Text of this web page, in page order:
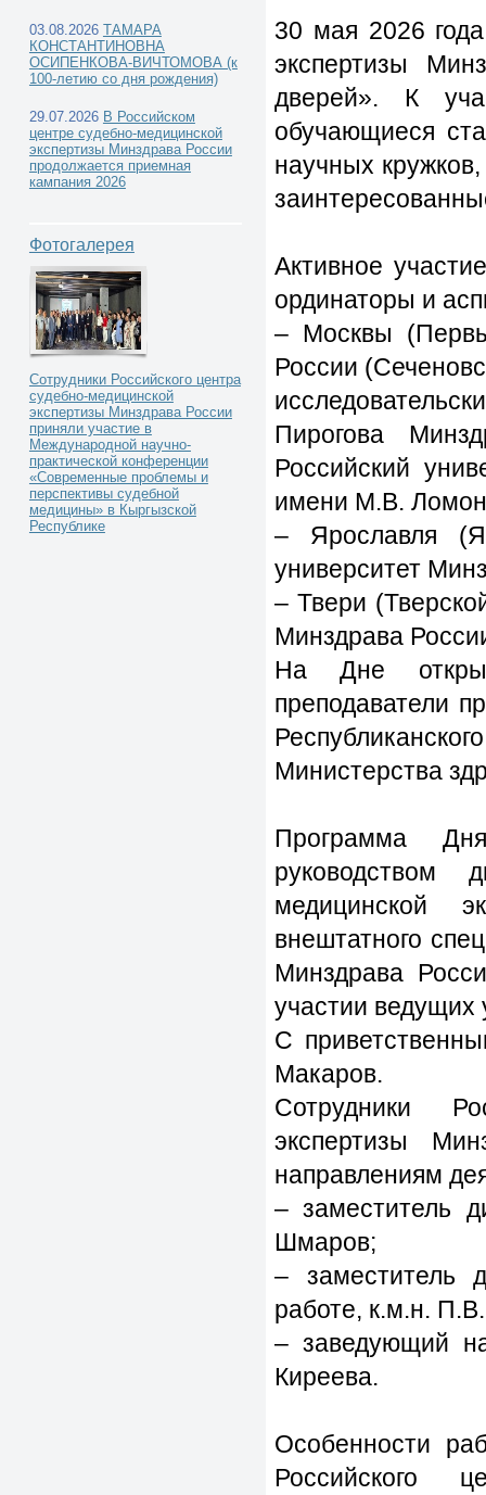
03.08.2026 ТАМАРА
КОНСТАНТИНОВНА
ОСИПЕНКОВА-ВИЧТОМОВА (к
100-летию со дня рождения)
29.07.2026 В Российском
центре судебно-медицинской
экспертизы Минздрава России
продолжается приемная
кампания 2026
Фотогалерея
Сотрудники Российского центра
судебно-медицинской
экспертизы Минздрава России
приняли участие в
Международной научно-
практической конференции
«Современные проблемы и
перспективы судебной
медицины» в Кыргызской
Республике
30 мая 2026
экспертизы
дверей». К
обучающиеся
научных
Активное
ординаторы и
– Москвы
России
Пирогова
Российский
имени М.В.
– Ярославля
университет
– Твери
Минздрава
На Дне
преподаватели
Министерства
Программа
руководством
медицинской
внештатного
Минздрава
участии ведущих
С
Макаров.
Сотрудники
экспертизы
направлениям
– заместитель
Шмаров;
– заместитель
работе, к.м.н.
– заведующий
Киреева.
Особенности
Российского